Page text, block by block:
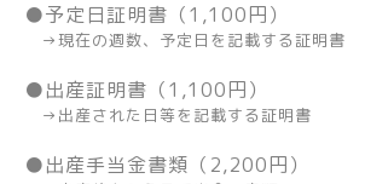
●予定日証明書（1,100円）
→現在の週数、予定日を記載する証明書
●出産証明書（1,100円）
→出産された日等を記載する証明書
●出産手当金書類（2,200円）